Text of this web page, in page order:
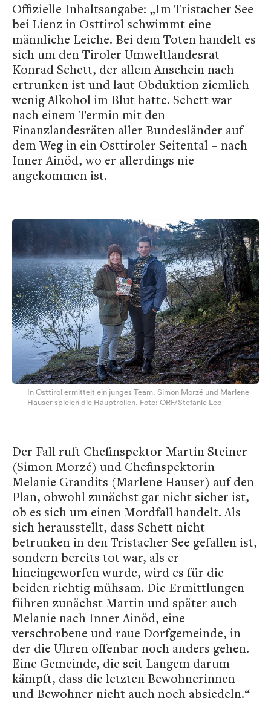
Offizielle Inhaltsangabe: „Im Tristacher See
bei Lienz in Osttirol schwimmt eine
männliche Leiche. Bei dem Toten handelt es
sich um den Tiroler Umweltlandesrat
Konrad Schett, der allem Anschein nach
ertrunken ist und laut Obduktion ziemlich
wenig Alkohol im Blut hatte. Schett war
nach einem Termin mit den
Finanzlandesräten aller Bundesländer auf
dem Weg in ein Osttiroler Seitental – nach
Inner Ainöd, wo er allerdings nie
angekommen ist.
In Osttirol ermittelt ein junges Team. Simon Morzé und Marlene
Hauser spielen die Hauptrollen. Foto: ORF/Stefanie Leo
Der Fall ruft Chefinspektor Martin Steiner
(Simon Morzé) und Chefinspektorin
Melanie Grandits (Marlene Hauser) auf den
Plan, obwohl zunächst gar nicht sicher ist,
ob es sich um einen Mordfall handelt. Als
sich herausstellt, dass Schett nicht
betrunken in den Tristacher See gefallen ist,
sondern bereits tot war, als er
hineingeworfen wurde, wird es für die
beiden richtig mühsam. Die Ermittlungen
führen zunächst Martin und später auch
Melanie nach Inner Ainöd, eine
verschrobene und raue Dorfgemeinde, in
der die Uhren offenbar noch anders gehen.
Eine Gemeinde, die seit Langem darum
kämpft, dass die letzten Bewohnerinnen
und Bewohner nicht auch noch absiedeln.“